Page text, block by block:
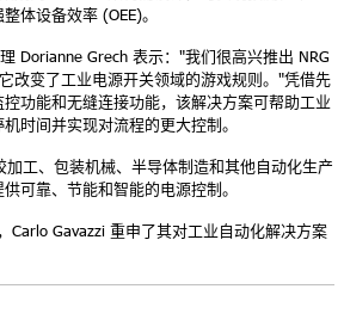
体设备效率 (OEE)。
Dorianne Grech 表示："我们很高兴推出 NRG
改变了工业电源开关领域的游戏规则。"凭借先
功能和无缝连接功能，该解决方案可帮助工业
时间并实现对流程的更大控制。
加工、包装机械、半导体制造和其他自动化生产
可靠、节能和智能的电源控制。
Carlo Gavazzi 重申了其对工业自动化解决方案